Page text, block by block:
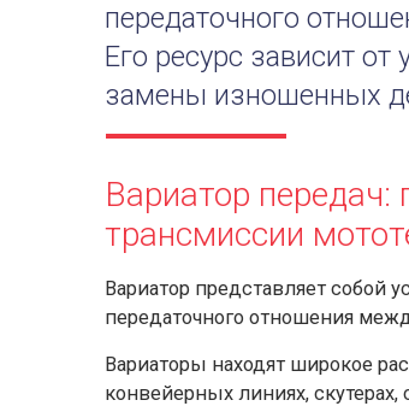
передаточного
Его ресурс зависит
замены изношенных
Вариатор
трансмиссии
Вариатор представляет собой
передаточного отношения
Вариаторы находят широкое
конвейерных линиях, скутерах,